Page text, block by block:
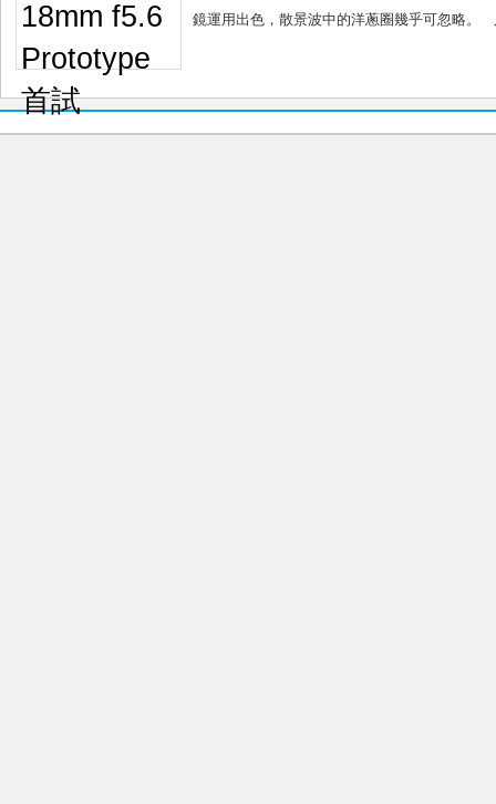
鏡運用出色，散景波中的洋蔥圈幾乎可忽略。